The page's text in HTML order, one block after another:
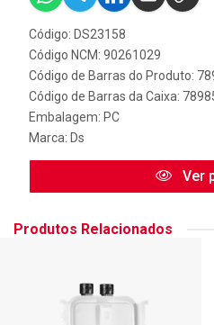
Código: DS23158
Código NCM: 90261029
Código de Barras do Produto:
Código de Barras da Caixa:
Embalagem: PC
Marca: Ds
Ver
Produtos Relacionados